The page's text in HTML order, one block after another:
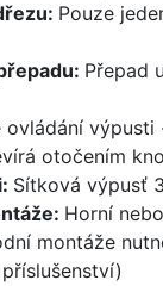
Pouze
Přepad
ovládání výpusti
otočením
Sítková výpusť
Horní
montáže